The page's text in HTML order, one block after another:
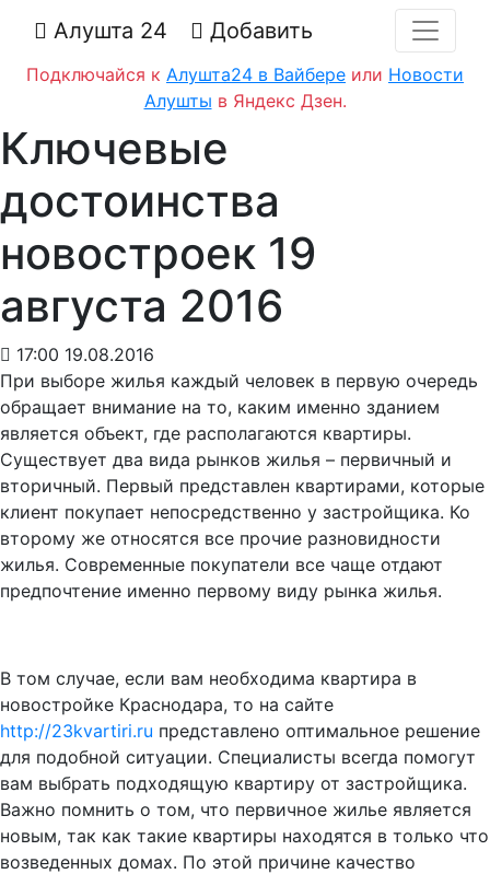
Алушта 24 Добавить
Подключайся к Алушта24 в Вайбере или Новости
Алушты в Яндекс Дзен.
Ключевые
достоинства
новостроек 19
августа 2016
17:00 19.08.2016
При выборе жилья каждый человек в первую очередь
обращает внимание на то, каким именно зданием
является объект, где располагаются квартиры.
Существует два вида рынков жилья – первичный и
вторичный. Первый представлен квартирами, которые
клиент покупает непосредственно у застройщика. Ко
второму же относятся все прочие разновидности
жилья. Современные покупатели все чаще отдают
предпочтение именно первому виду рынка жилья.
В том случае, если вам необходима квартира в
новостройке Краснодара, то на сайте
http://23kvartiri.ru представлено оптимальное решение
для подобной ситуации. Специалисты всегда помогут
вам выбрать подходящую квартиру от застройщика.
Важно помнить о том, что первичное жилье является
новым, так как такие квартиры находятся в только что
возведенных домах. По этой причине качество